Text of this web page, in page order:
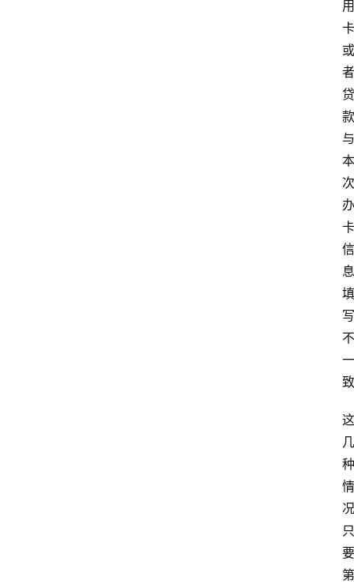
用
卡
或
者
贷
款
与
本
次
办
卡
信
息
填
写
不
一
致
这
几
种
情
况
只
要
第